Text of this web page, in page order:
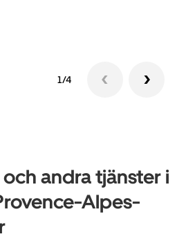
1/4
andra tjänster i
Alpes-